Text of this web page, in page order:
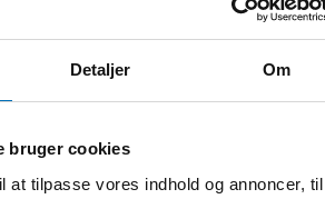
Detaljer Om
bruger cookies
at tilpasse vores indhold og annoncer,
morning session will be held only in
session will be held in English.
program.